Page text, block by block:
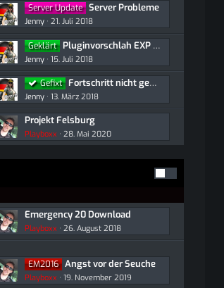
Server Update Server Probleme
Jenny 21. Juli 2018
Geklärt Pluginvorschlah EXP bank
Jenny 15. Juli 2018
Gefixt Fortschritt nicht gespeichert worden (MC Server)
Jenny 13. März 2018
Projekt Felsburg
Playboxx 28. Mai 2020
Emergency 20 Download
Playboxx 26. August 2018
EM2016 Angst vor der Seuche
Playboxx 19. November 2019